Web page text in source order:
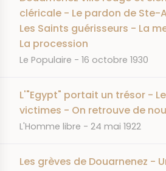
cléricale - Le pardon de Ste-
Les Saints guérisseurs - La
La procession
JOURNAL
Le Populaire DATE
16 octobre 1930
L'"Egypt" portait un trésor -
victimes - On retrouve de
JOURNAL
L'Homme libre DATE
24 mai 1922
Les grèves de Douarnenez -